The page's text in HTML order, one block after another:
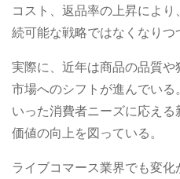
コスト、返品率の上昇によ
続可能な戦略ではなくなりつ
実際に、近年は商品の品質
市場へのシフトが進んでい
いった消費者ニーズに応え
価値の向上を図っている。
ライブコマース業界でも変